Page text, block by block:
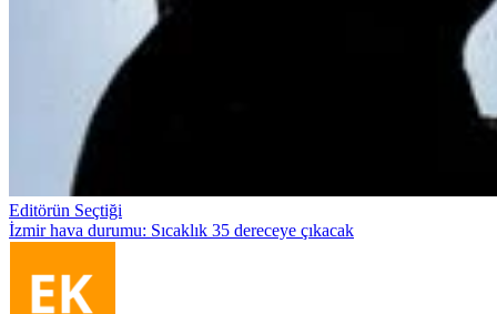
Editörün Seçtiği
İzmir hava durumu: Sıcaklık 35 dereceye çıkacak